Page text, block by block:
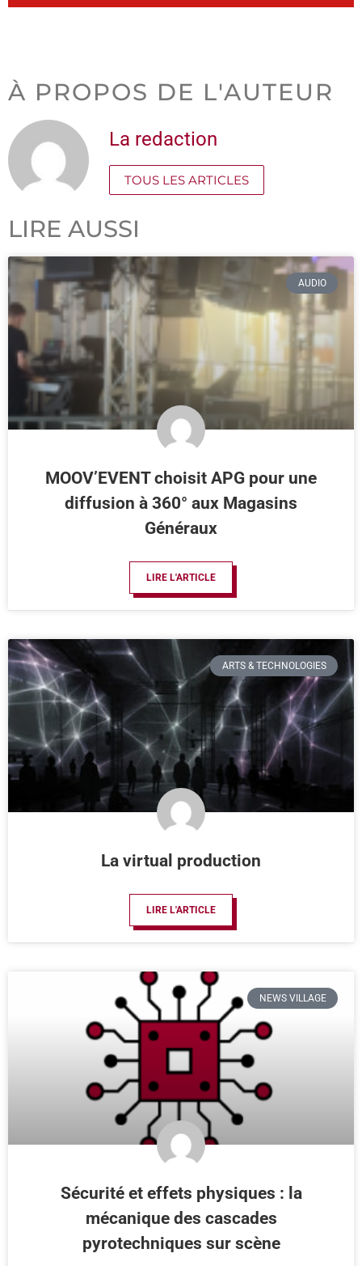
À PROPOS DE L'AUTEUR
La redaction
TOUS LES ARTICLES
LIRE AUSSI
AUDIO
MOOV’EVENT choisit APG pour une
diffusion à 360° aux Magasins
Généraux
LIRE L'ARTICLE
ARTS & TECHNOLOGIES
La virtual production
LIRE L'ARTICLE
NEWS VILLAGE
Sécurité et effets physiques : la
mécanique des cascades
pyrotechniques sur scène